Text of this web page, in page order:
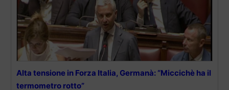
Alta tensione in Forza Italia, Germanà: “Miccichè ha il
termometro rotto”